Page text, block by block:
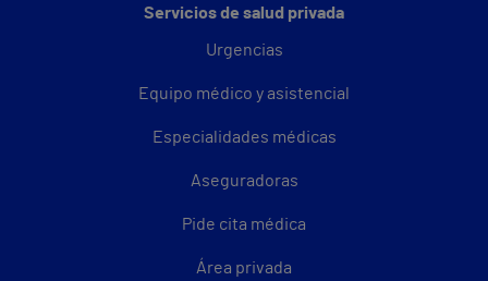
Servicios de salud privada
Urgencias
Equipo médico y asistencial
Especialidades médicas
Aseguradoras
Pide cita médica
Área privada